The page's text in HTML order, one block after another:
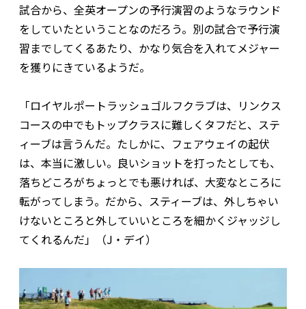
試合から、全英オープンの予行演習のようなラウンド
をしていたということなのだろう。別の試合で予行演
習までしてくるあたり、かなり気合を入れてメジャー
を獲りにきているようだ。
「ロイヤルポートラッシュゴルフクラブは、リンクス
コースの中でもトップクラスに難しくタフだと、ステ
ィーブは言うんだ。たしかに、フェアウェイの起伏
は、本当に激しい。良いショットを打ったとしても、
落ちどころがちょっとでも悪ければ、大変なところに
転がってしまう。だから、スティーブは、外しちゃい
けないところと外していいところを細かくジャッジし
てくれるんだ」（J・デイ）